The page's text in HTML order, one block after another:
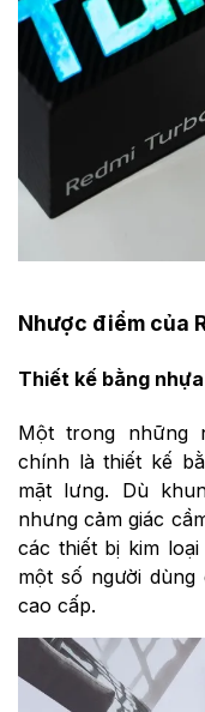
Nhược điểm của
Thiết kế bằng nhựa
Một trong những
chính là thiết kế
mặt lưng. Dù
nhưng cảm giác
các thiết bị kim
một số người
cao cấp.